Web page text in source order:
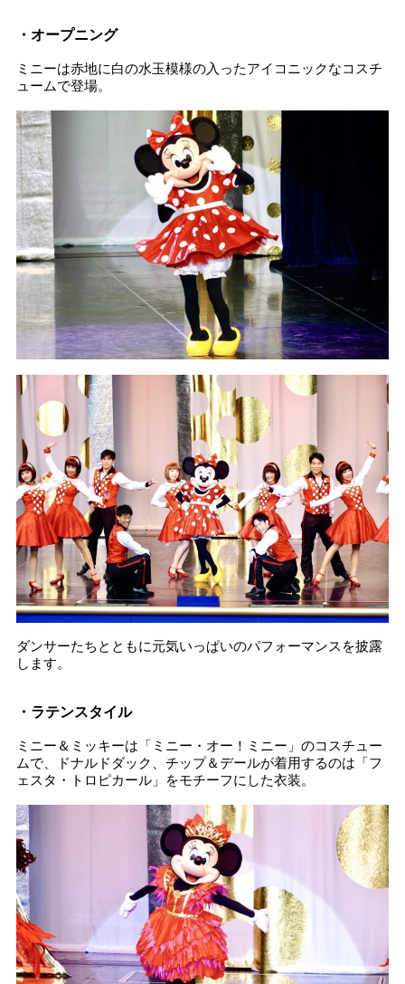
・オープニング
ミニーは赤地に白の水玉模様の入ったアイコニックなコスチ
ュームで登場。
ダンサーたちとともに元気いっぱいのパフォーマンスを披露
します。
・ラテンスタイル
ミニー＆ミッキーは「ミニー・オー！ミニー」のコスチュー
ムで、ドナルドダック、チップ＆デールが着用するのは「フ
ェスタ・トロピカール」をモチーフにした衣装。